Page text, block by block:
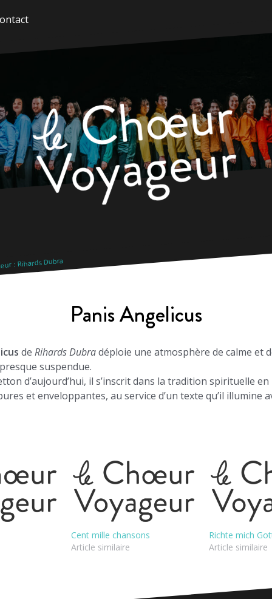
: Rihards Dubra
Panis Angelicus
de Rihards Dubradéploie une atmosphère de calme et
suspendue.
d’aujourd’hui, il s’inscrit dans la tradition spirituelle
et enveloppantes, au service d’un texte qu’il illumine
Cent mille chansons
Article similaire
Richte mich
Article similaire